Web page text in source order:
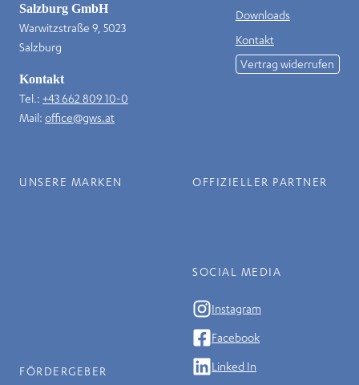
Salzburg GmbH
Warwitzstraße 9, 5023
Salzburg
Kontakt
Tel.: +43 662 809 10-0
Mail: office@gws.at
Downloads
Kontakt
Vertrag widerrufen
UNSERE MARKEN
FÖRDERGEBER
OFFIZIELLER PARTNER
SOCIAL MEDIA
Instagram
Facebook
Linked In